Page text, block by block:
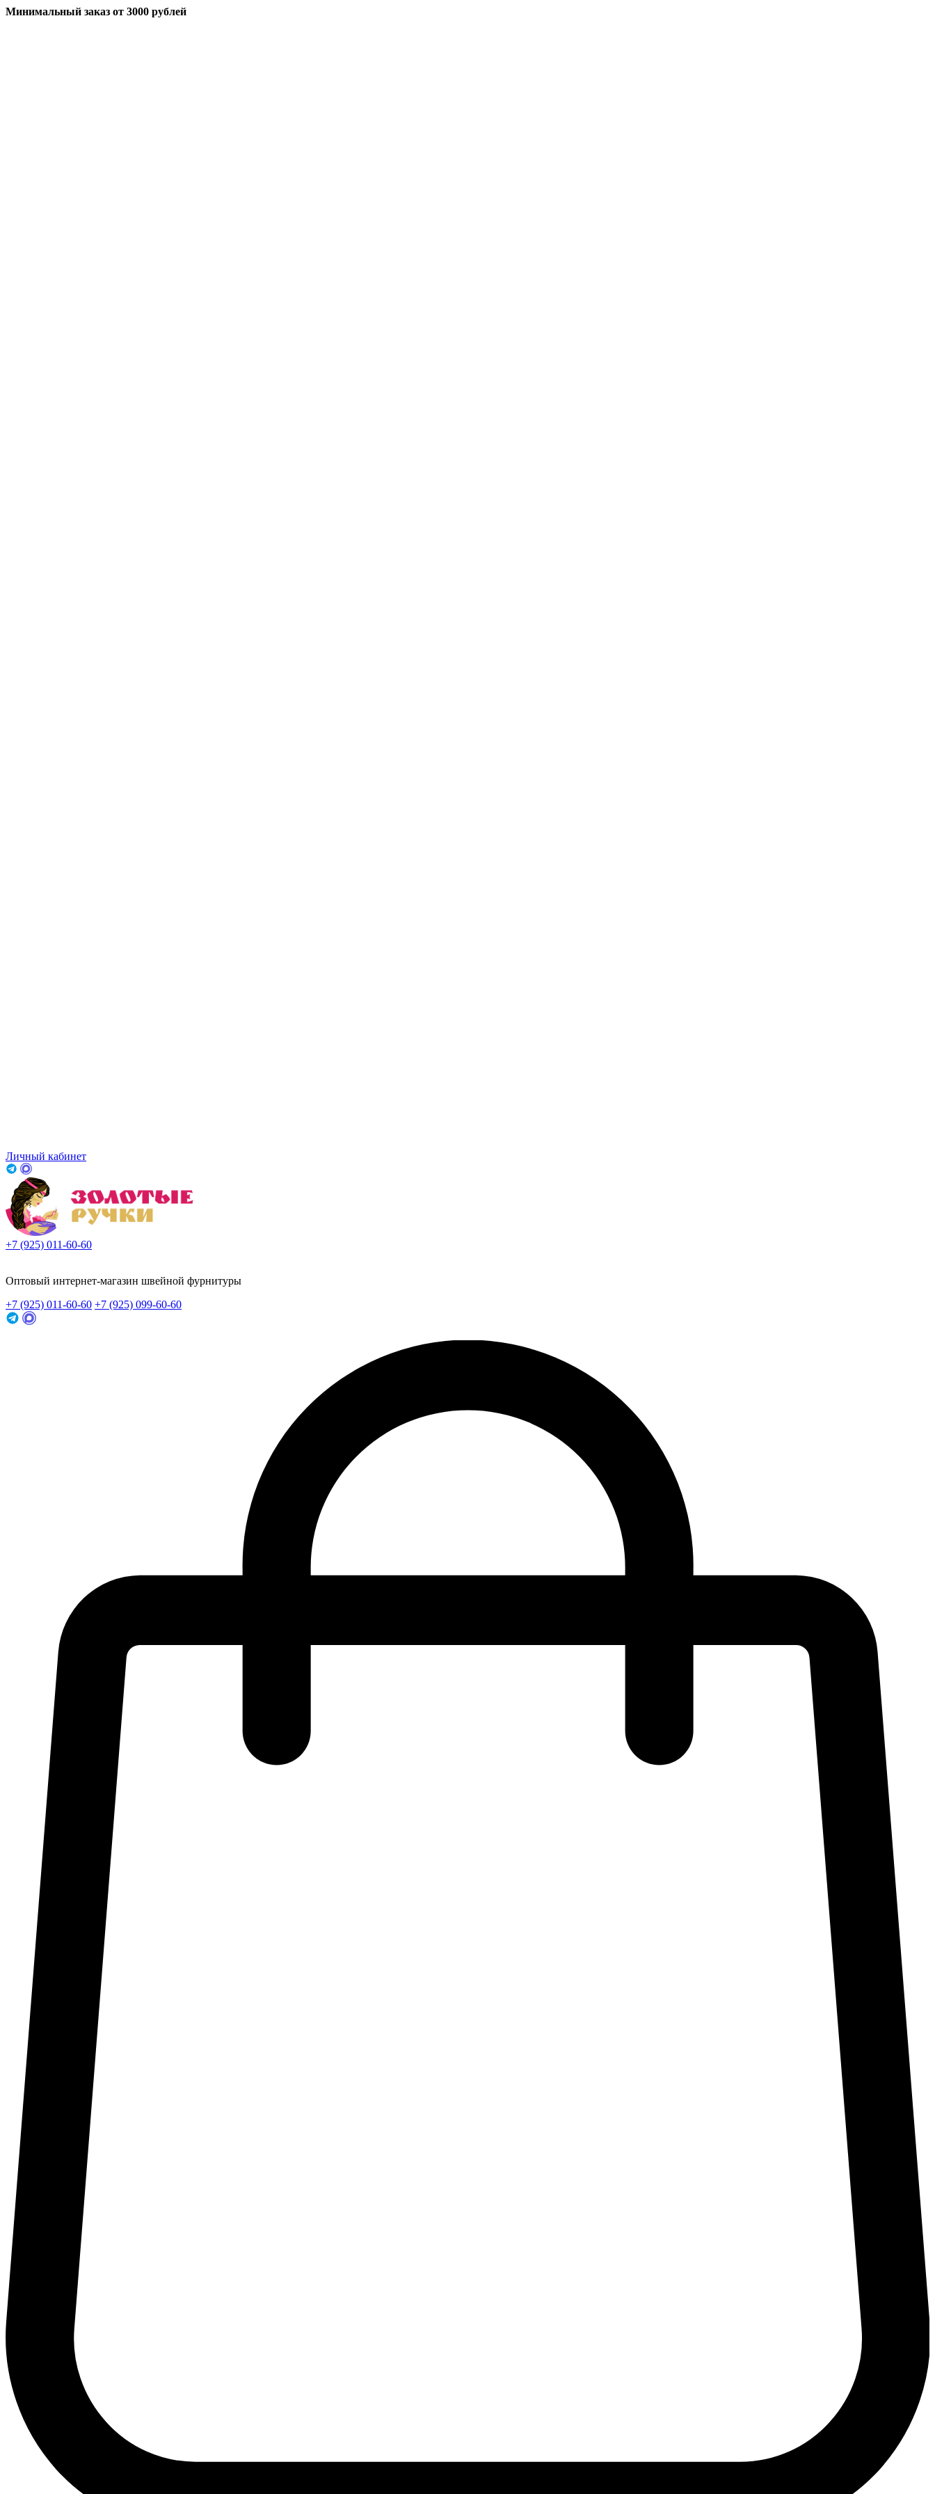
Минимальный заказ от 3000 рублей
Личный кабинет
+7 (925) 011-60-60
Оптовый интернет-магазин швейной фурнитуры
+7 (925) 011-60-60 +7 (925) 099-60-60